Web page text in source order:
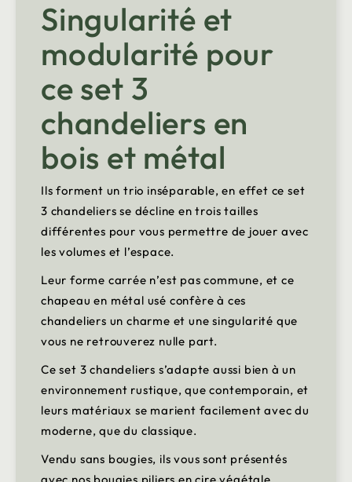
Singularité et
modularité pour
ce set 3
chandeliers en
bois et métal
Ils forment un trio inséparable, en effet ce set
3 chandeliers se décline en trois tailles
différentes pour vous permettre de jouer avec
les volumes et l’espace.
Leur forme carrée n’est pas commune, et ce
chapeau en métal usé confère à ces
chandeliers un charme et une singularité que
vous ne retrouverez nulle part.
Ce set 3 chandeliers s’adapte aussi bien à un
environnement rustique, que contemporain, et
leurs matériaux se marient facilement avec du
moderne, que du classique.
Vendu sans bougies, ils vous sont présentés